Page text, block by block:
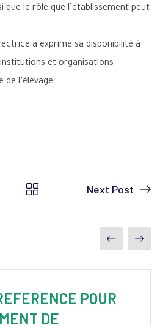
que le rôle que l’établissement peut
a exprimé sa disponibilité à
et organisations
de l’élevage
Next Post
POUR
DE